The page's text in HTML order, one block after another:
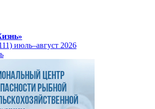
июль–август 2026